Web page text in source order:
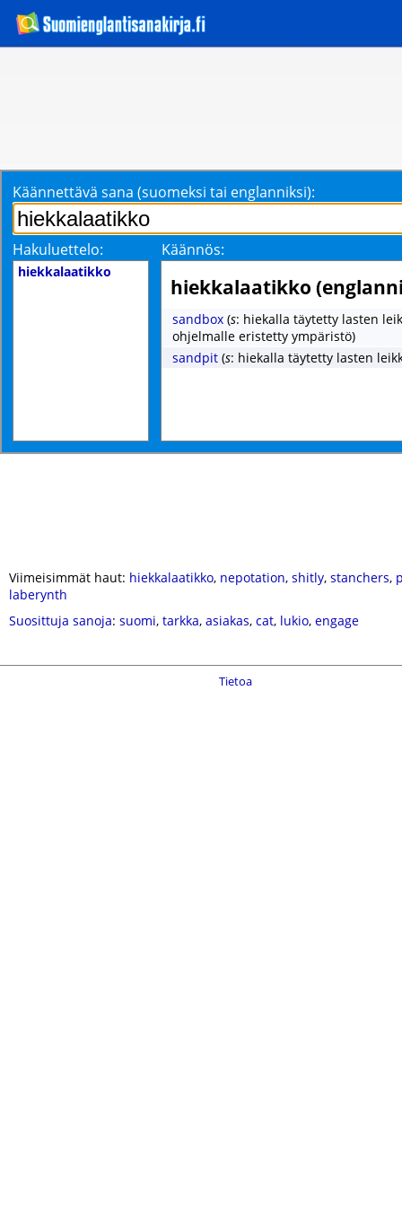
Käännettävä sana (suomeksi tai englanniksi):
Hakuluettelo: Käännös:
hiekkalaatikko
hiekkalaatikko
sandbox (s: hiekalla täytetty lasten
ohjelmalle eristetty ympäristö)
sandpit (s: hiekalla täytetty lasten
Viimeisimmät haut: hiekkalaatikko, nepotation, shitly, stanchers,
laberynth
Suosittuja sanoja: suomi, tarkka, asiakas, cat, lukio, engage
Tietoa